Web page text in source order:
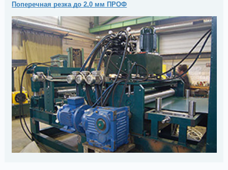
Поперечная резка до 2,0 мм ПРОФ